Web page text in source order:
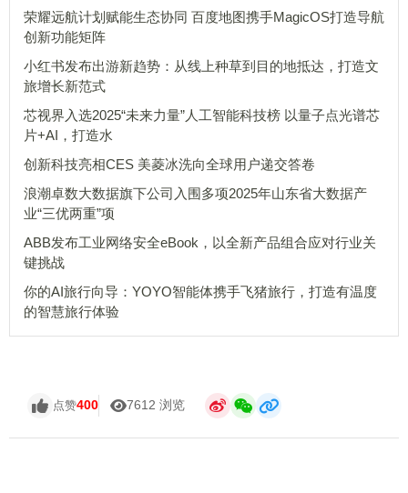
荣耀远航计划赋能生态协同 百度地图携手MagicOS打造导航
创新功能矩阵
小红书发布出游新趋势：从线上种草到目的地抵达，打造文
旅增长新范式
芯视界入选2025“未来力量”人工智能科技榜 以量子点光谱芯
片+AI，打造水
创新科技亮相CES 美菱冰洗向全球用户递交答卷
浪潮卓数大数据旗下公司入围多项2025年山东省大数据产
业“三优两重”项
ABB发布工业网络安全eBook，以全新产品组合应对行业关
键挑战
你的AI旅行向导：YOYO智能体携手飞猪旅行，打造有温度
的智慧旅行体验
点赞400 7612 浏览